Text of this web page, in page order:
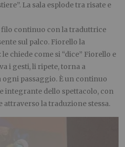
La sala esplode tra risate e
filo continuo con la traduttrice
sul palco. Fiorello la
chiede come si “dice” Fiorello e
i gesti, li ripete, torna a
passaggio. È un continuo
integrante dello spettacolo, con
la traduzione stessa.